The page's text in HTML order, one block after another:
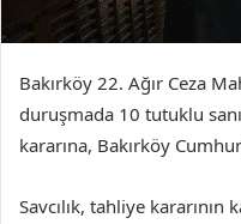
Bakırköy 22. Ağır Ceza
duruşmada 10 tutuklu
kararına, Bakırköy
Savcılık, tahliye kararının